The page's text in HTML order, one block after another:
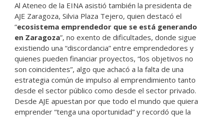
Al Ateneo de la EINA asistió también la presidenta de
AJE Zaragoza, Silvia Plaza Tejero, quien destacó el
“ecosistema emprendedor que se está generando
en Zaragoza”, no exento de dificultades, donde sigue
existiendo una “discordancia” entre emprendedores y
quienes pueden financiar proyectos, “los objetivos no
son coincidentes”, algo que achacó a la falta de una
estrategia común de impulso al emprendimiento tanto
desde el sector público como desde el sector privado.
Desde AJE apuestan por que todo el mundo que quiera
emprender “tenga una oportunidad” y recordó que la